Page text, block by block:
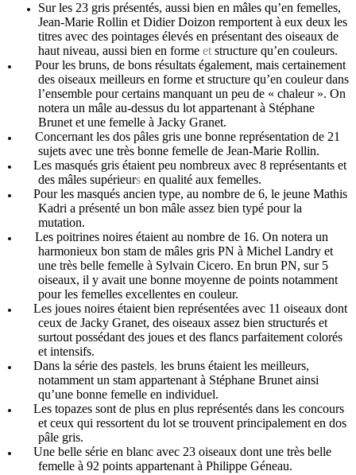
Sur les 23 gris présentés, aussi bien en mâles qu’en femelles,
Jean-Marie Rollin et Didier Doizon remportent à eux deux les
titres avec des pointages élevés en présentant des oiseaux de
haut niveau, aussi bien en forme et structure qu’en couleurs.
Pour les bruns, de bons résultats également, mais certainement
des oiseaux meilleurs en forme et structure qu’en couleur dans
l’ensemble pour certains manquant un peu de « chaleur ». On
notera un mâle au-dessus du lot appartenant à Stéphane
Brunet et une femelle à Jacky Granet.
Concernant les dos pâles gris une bonne représentation de 21
sujets avec une très bonne femelle de Jean-Marie Rollin.
Les masqués gris étaient peu nombreux avec 8 représentants et
des mâles supérieurs en qualité aux femelles.
Pour les masqués ancien type, au nombre de 6, le jeune Mathis
Kadri a présenté un bon mâle assez bien typé pour la
mutation.
Les poitrines noires étaient au nombre de 16. On notera un
harmonieux bon stam de mâles gris PN à Michel Landry et
une très belle femelle à Sylvain Cicero. En brun PN, sur 5
oiseaux, il y avait une bonne moyenne de points notamment
pour les femelles excellentes en couleur.
Les joues noires étaient bien représentées avec 11 oiseaux dont
ceux de Jacky Granet, des oiseaux assez bien structurés et
surtout possédant des joues et des flancs parfaitement colorés
et intensifs.
Dans la série des pastels, les bruns étaient les meilleurs,
notamment un stam appartenant à Stéphane Brunet ainsi
qu’une bonne femelle en individuel.
Les topazes sont de plus en plus représentés dans les concours
et ceux qui ressortent du lot se trouvent principalement en dos
pâle gris.
Une belle série en blanc avec 23 oiseaux dont une très belle
femelle à 92 points appartenant à Philippe Géneau.